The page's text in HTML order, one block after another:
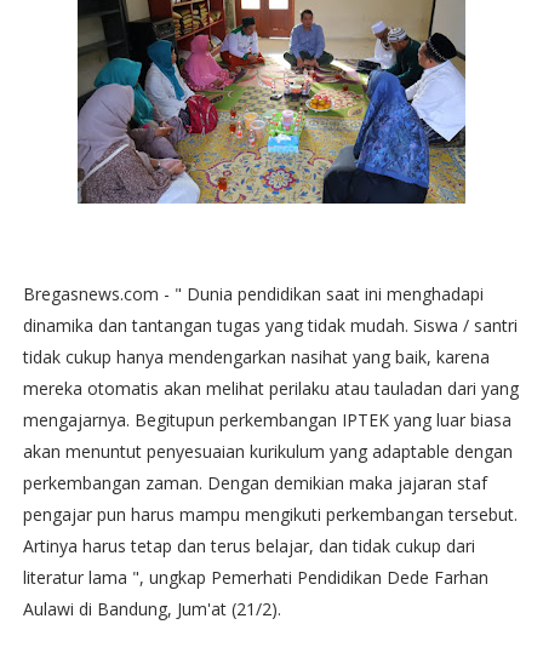
Bregasnews.com - " Dunia pendidikan saat ini menghadapi
dinamika dan tantangan tugas yang tidak mudah. Siswa / santri
tidak cukup hanya mendengarkan nasihat yang baik, karena
mereka otomatis akan melihat perilaku atau tauladan dari yang
mengajarnya. Begitupun perkembangan IPTEK yang luar biasa
akan menuntut penyesuaian kurikulum yang adaptable dengan
perkembangan zaman. Dengan demikian maka jajaran staf
pengajar pun harus mampu mengikuti perkembangan tersebut.
Artinya harus tetap dan terus belajar, dan tidak cukup dari
literatur lama ", ungkap Pemerhati Pendidikan Dede Farhan
Aulawi di Bandung, Jum'at (21/2).